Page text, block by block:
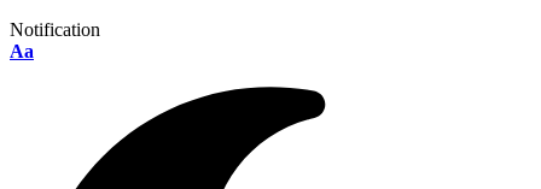
Notification
Aa